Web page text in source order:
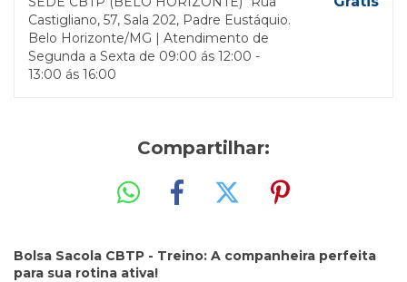
Castigliano, 57, Sala 202, Padre Eustáquio.
Belo Horizonte/MG | Atendimento de
Segunda a Sexta de 09:00 ás 12:00 -
13:00 ás 16:00
Compartilhar:
Bolsa Sacola CBTP - Treino: A companheira perfeita
para sua rotina ativa!